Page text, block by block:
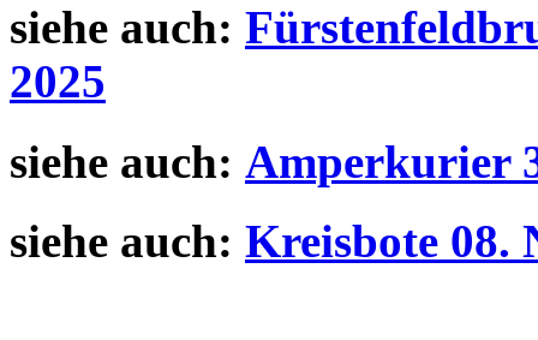
siehe auch:
2025
siehe auch: Amperkurier
siehe auch: Kreisbote 08.